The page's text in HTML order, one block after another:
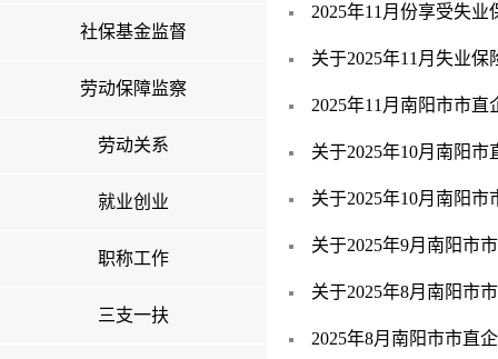
社保基金监督
劳动保障监察
劳动关系
就业创业
职称工作
三支一扶
2025年11月份享受失
关于2025年11月失业
2025年11月南阳市市
关于2025年10月南阳
关于2025年10月南阳
关于2025年9月南阳市
关于2025年8月南阳市
2025年8月南阳市市直